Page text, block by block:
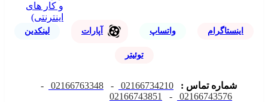
اینستاگرام واتساپ آپارات لینکدین
توئیتر
شماره تماس : 02166734210
-
02166763348
-
02166743576
-
02166743851